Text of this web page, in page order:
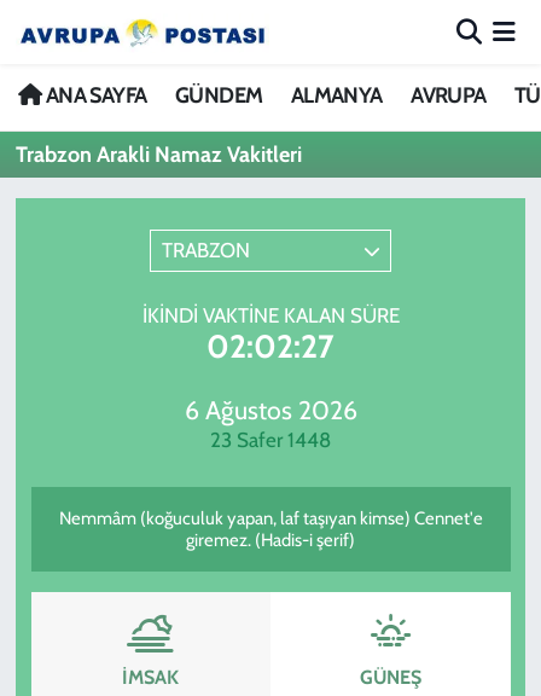
ANA SAYFA GÜNDEM ALMANYA AVRUPA
Trabzon Arakli Namaz Vakitleri
TRABZON
İKINDI VAKTINE KALAN SÜRE
02:02:27
6 Ağustos 2026
23 Safer 1448
Nemmâm (koğuculuk yapan, laf taşıyan kimse) Cennet'e
giremez. (Hadis-i şerif)
İMSAK GÜNEŞ
ANA SAYFA
GÜNDEM
SPOR
YAZARLAR
Nöbetçi Eczaneler
Hava Durumu
Trafik Durumu
Avrupa Ligi Puan Durumu ve Fikstür
Tüm Manşetler
Haber Arşivi